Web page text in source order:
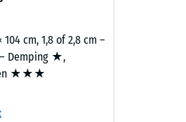
104 cm, 1,8 of 2,8 cm –
Demping ★,
★★★